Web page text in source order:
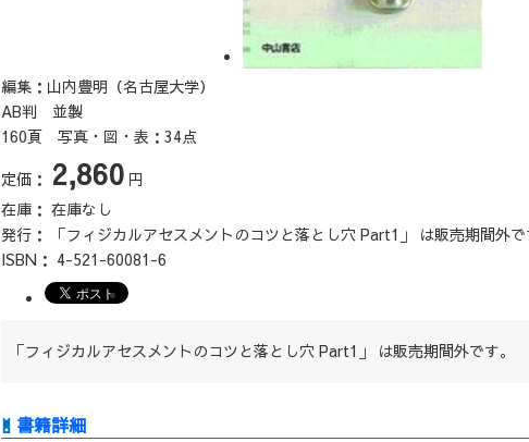
編集：山内豊明（名古屋大学）
AB判 並製
160頁 写真・図・表：34点
定価： 2,860 円
在庫： 在庫なし
発行：
「フィジカルアセスメントのコツと落とし穴 Part1」 は販売期間外
ISBN： 4-521-60081-6
「フィジカルアセスメントのコツと落とし穴 Part1」 は販売期間外です。